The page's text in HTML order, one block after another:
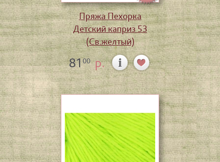
Пряжа Пехорка
Детский каприз 53
(Св.желтый)
8100р.